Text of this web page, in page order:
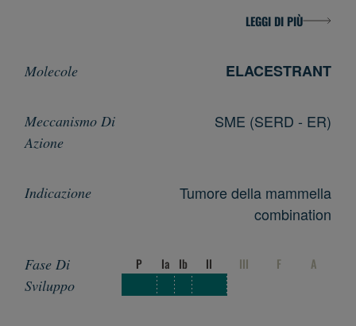
LEGGI DI PIÙ
ELACESTRANT
SME (SERD - ER)
Tumore della mammella
combination
P Ia Ib II III F A